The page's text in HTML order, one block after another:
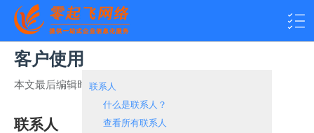
客户使用
本文最后编辑时间： 2024-06-05 16:47:07
联系人
联系人
什么是联系人？
查看所有联系人